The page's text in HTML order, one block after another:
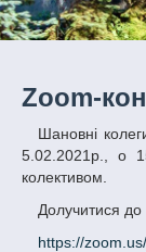
Zoom-
Шановні колеги, в.о. ректора Дніпровського національного університету імені Олеся Гончара, професорка Ольга Соколенко у п’ятницю,
5.02.2021р., о
колективом.
Долучитися
https://